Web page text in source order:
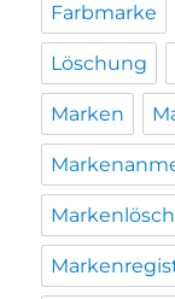
Farbmarke
Löschung
Marken